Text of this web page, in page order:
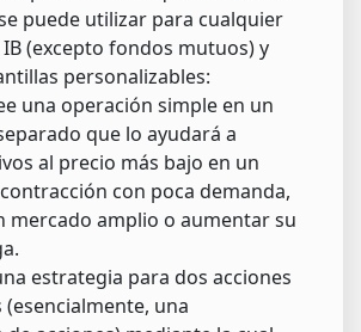
puede utilizar para cualquier
(excepto fondos mutuos) y
personalizables:
una operación simple en un
que lo ayudará a
al precio más bajo en un
con poca demanda,
mercado amplio o aumentar su
estrategia para dos acciones
una